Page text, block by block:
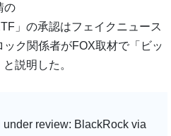
の
」の承認はフェイクニュース
ック関係者がFOX取材で「ビッ
説明した。
review: BlackRock via